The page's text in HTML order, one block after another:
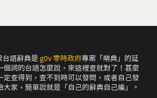
語辭典是 g0v 零時政府專案「萌典」的延
個詞的台語怎麼說，來這裡查就對了！甚麼
定查得到，查不到時可以發問，或者自己發
大家，簡單說就是「自己的辭典自己編」。